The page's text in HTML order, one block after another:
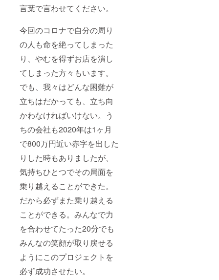
言葉で言わせてください。
今回のコロナで自分の周り
の人も命を絶ってしまった
り、やむを得ずお店を潰し
てしまった方々もいます。
でも、我々はどんな困難が
立ちはだかっても、立ち向
かわなければいけない。う
ちの会社も2020年は1ヶ月
で800万円近い赤字を出した
りした時もありましたが、
気持ちひとつでその局面を
乗り越えることができた。
だから必ずまた乗り越える
ことができる。みんなで力
を合わせてたった20分でも
みんなの笑顔が取り戻せる
ようにこのプロジェクトを
必ず成功させたい。